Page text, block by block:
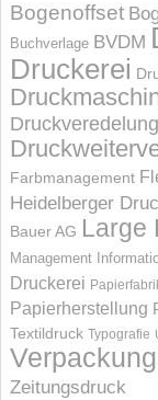
Bogenoffset
Buchverlage BVDM
Druckerei
Druckveredelung
Farbmanagement
Heidelberger
Bauer AG Large
Management
Druckerei
Papierherstellung
Textildruck Typografie
Zeitungsdruck